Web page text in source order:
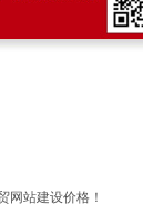
网站建设价格！